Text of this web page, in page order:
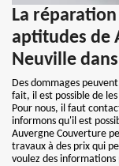
La
aptitudes de
Neuville
Des dommages
fait, il est possible de
Pour nous, il faut
informons qu'il est
Auvergne Couverture
travaux à des prix qui
voulez des